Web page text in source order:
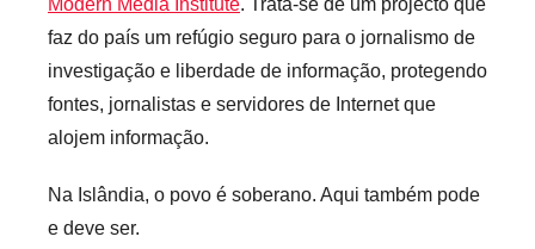
Modern Media Institute. Trata-se de um projecto que
faz do país um refúgio seguro para o jornalismo de
investigação e liberdade de informação, protegendo
fontes, jornalistas e servidores de Internet que
alojem informação.
Na Islândia, o povo é soberano. Aqui também pode
e deve ser.